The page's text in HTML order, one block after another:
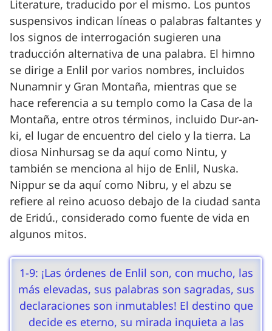
Literature, traducido por el mismo. Los puntos
suspensivos indican líneas o palabras faltantes y
los signos de interrogación sugieren una
traducción alternativa de una palabra. El himno
se dirige a Enlil por varios nombres, incluidos
Nunamnir y Gran Montaña, mientras que se
hace referencia a su templo como la Casa de la
Montaña, entre otros términos, incluido Dur-an-
ki, el lugar de encuentro del cielo y la tierra. La
diosa Ninhursag se da aquí como Nintu, y
también se menciona al hijo de Enlil, Nuska.
Nippur se da aquí como Nibru, y el abzu se
refiere al reino acuoso debajo de la ciudad santa
de Eridú., considerado como fuente de vida en
algunos mitos.
1-9: ¡Las órdenes de Enlil son, con mucho, las
más elevadas, sus palabras son sagradas, sus
declaraciones son inmutables! El destino que
decide es eterno, su mirada inquieta a las